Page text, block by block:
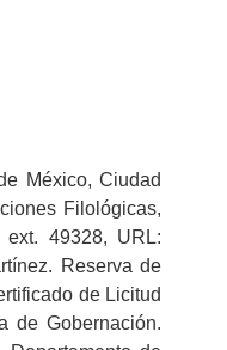
México, Ciudad
Filológicas,
49328, URL:
Reserva de
de Licitud
de Gobernación.